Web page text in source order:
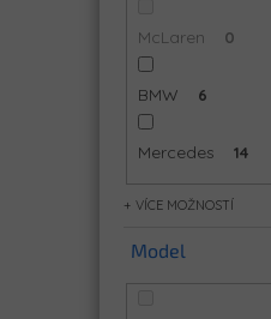
McLaren 0
BMW 6
Mercedes 14
MOŽNOSTÍ
Model